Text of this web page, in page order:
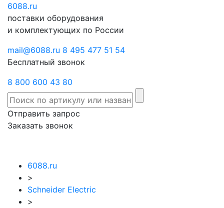
6088.ru
поставки оборудования
и комплектующих по России
mail@6088.ru 8 495 477 51 54
Бесплатный звонок
8 800 600 43 80
Отправить запрос
Заказать звонок
6088.ru
>
Schneider Electric
>
Отправить
запрос
звонок